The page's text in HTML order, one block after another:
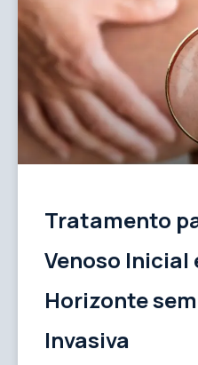
Tratamento
Venoso Inicial
Horizonte
Invasiva